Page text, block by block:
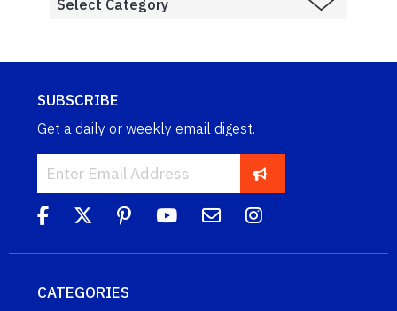
SUBSCRIBE
Get a daily or weekly email digest.
CATEGORIES